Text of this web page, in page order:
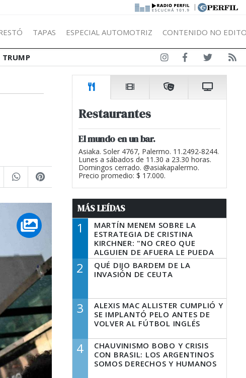
|
TAPAS ESPECIAL AUTOMOTRIZ CONTENIDO NO
TRUMP
Restaurantes
El mundo en un bar.
Asiaka. Soler 4767, Palermo. 11.2492-8244.
Lunes a sábados de 11.30 a 23.30 horas.
Domingos cerrado. @asiakapalermo.
Precio promedio: $ 17.000.
MÁS LEÍDAS
1
MARTÍN MENEM SOBRE LA
ESTRATEGIA DE CRISTINA
KIRCHNER: "NO CREO QUE
ALGUIEN DE AFUERA LE PUEDA
DECIR A LA JUSTICIA LO QUE
TIENE QUE HACER"
2
QUÉ DIJO BARDEM DE LA
INVASIÓN DE CEUTA
3
ALEXIS MAC ALLISTER CUMPLIÓ Y
SE IMPLANTÓ PELO ANTES DE
VOLVER AL FÚTBOL INGLÉS
4
CHAUVINISMO BOBO Y CRISIS
CON BRASIL: LOS ARGENTINOS
SOMOS DERECHOS Y HUMANOS